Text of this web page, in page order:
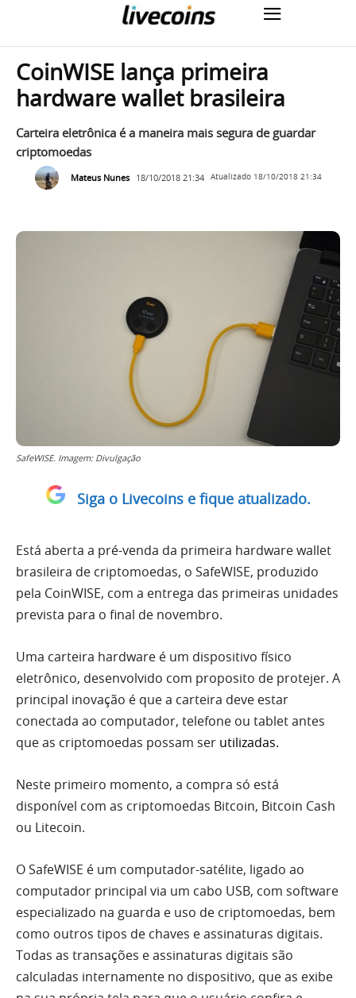
CoinWISE lança primeira
hardware wallet brasileira
Carteira eletrônica é a maneira mais segura de guardar
criptomoedas
Mateus Nunes 18/10/2018 21:34 Atualizado 18/10/2018 21:34
SafeWISE. Imagem: Divulgação
Siga o Livecoins e fique atualizado.
Está aberta a pré-venda da primeira hardware wallet
brasileira de criptomoedas, o SafeWISE, produzido
pela CoinWISE, com a entrega das primeiras unidades
prevista para o final de novembro.
Uma carteira hardware é um dispositivo físico
eletrônico, desenvolvido com proposito de protejer. A
principal inovação é que a carteira deve estar
conectada ao computador, telefone ou tablet antes
que as criptomoedas possam ser utilizadas.
Neste primeiro momento, a compra só está
disponível com as criptomoedas Bitcoin, Bitcoin Cash
ou Litecoin.
O SafeWISE é um computador-satélite, ligado ao
computador principal via um cabo USB, com software
especializado na guarda e uso de criptomoedas, bem
como outros tipos de chaves e assinaturas digitais.
Todas as transações e assinaturas digitais são
calculadas internamente no dispositivo, que as exibe